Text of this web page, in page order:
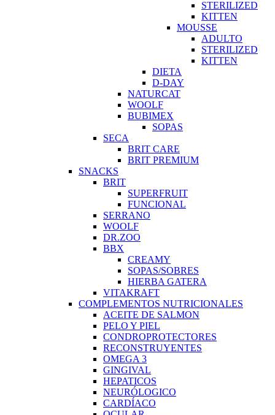
STERILIZED
KITTEN
MOUSSE
ADULTO
STERILIZED
KITTEN
DIETA
D-DAY
NATURCAT
WOOLF
BUBIMEX
SOPAS
SECA
BRIT CARE
BRIT PREMIUM
SNACKS
BRIT
SUPERFRUIT
FUNCIONAL
SERRANO
WOOLF
DR.ZOO
BBX
CREAMY
SOPAS/SOBRES
HIERBA GATERA
VITAKRAFT
COMPLEMENTOS NUTRICIONALES
ACEITE DE SALMON
PELO Y PIEL
CONDROPROTECTORES
RECONSTRUYENTES
OMEGA 3
GINGIVAL
HEPATICOS
NEURÓLOGICO
CARDÍACO